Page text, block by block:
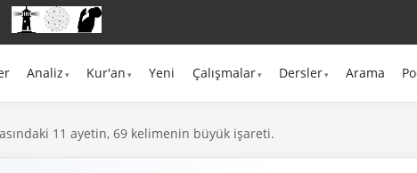
Analiz Kur'an Yeni Çalışmalar Dersler Arama
11 ayetin, 69 kelimenin büyük işareti.